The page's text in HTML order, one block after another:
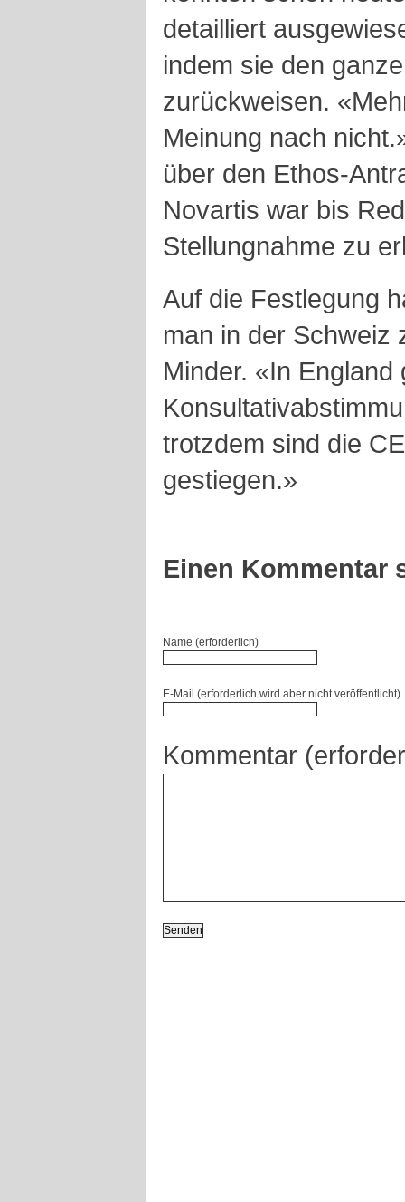
detailliert
indem sie den
zurückweisen.
Meinung nach
über den Ethos-
Novartis war bis
Stellungnahme zu
Auf die Festlegung
man in der Schweiz
Minder. «In England
trotzdem sind die
gestiegen.»
Einen Kommentar
Name (erforderlich)
E-Mail (erforderlich wird aber nicht veröffentlicht)
Kommentar